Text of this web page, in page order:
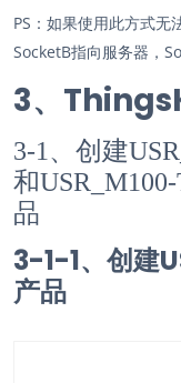
PS：如果使用此方式无
SocketB指向服务器，
3、
3-1、创建
和
品
3-1-1、创建
产品